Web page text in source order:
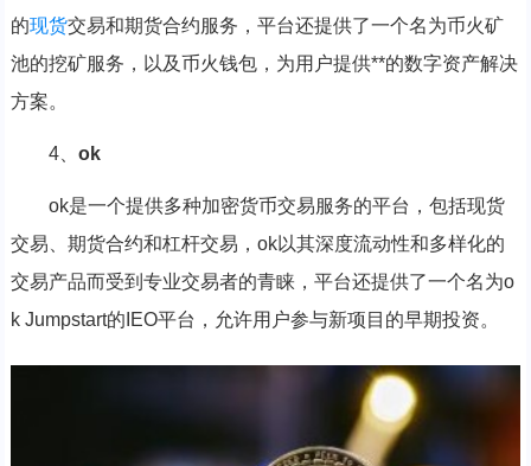
的现货交易和期货合约服务，平台还提供了一个名为币火矿
池的挖矿服务，以及币火钱包，为用户提供**的数字资产解决
方案。
4、 ok
ok是一个提供多种加密货币交易服务的平台，包括现货
交易、期货合约和杠杆交易，ok以其深度流动性和多样化的
交易产品而受到专业交易者的青睐，平台还提供了一个名为o
k Jumpstart的IEO平台，允许用户参与新项目的早期投资。